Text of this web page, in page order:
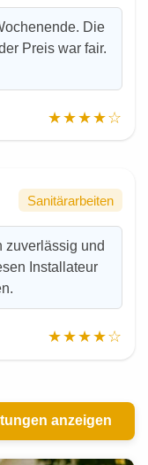
Die
Preis war fair.
★★★★☆
Sanitärarbeiten
zuverlässig und
Installateur
★★★★☆
anzeigen